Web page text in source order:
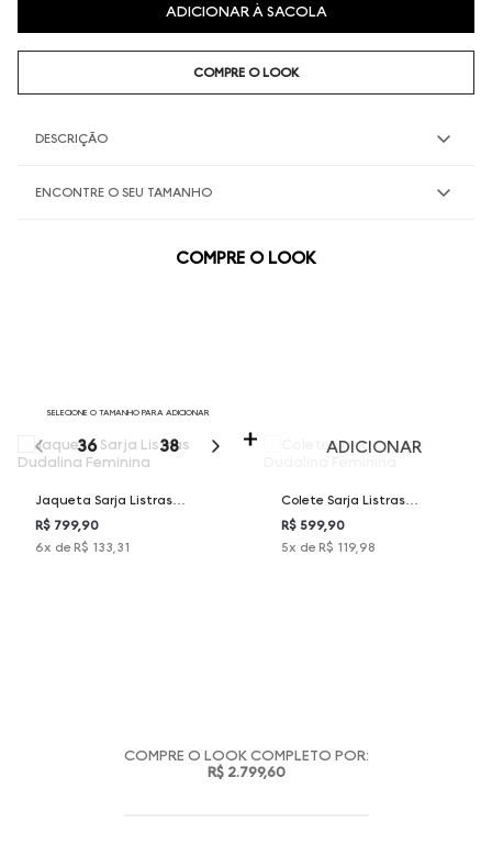
ADICIONAR À SACOLA
COMPRE O LOOK
DESCRIÇÃO
ENCONTRE O SEU TAMANHO
COMPRE O LOOK
SELECIONE O TAMANHO PARA ADICIONAR
36 38 40 42 44
Jaqueta Sarja Listras
Dudalina Feminina
R$ 799,90
6x de R$ 133,31
ADICIONAR
Colete Sarja Listras
Dudalina Feminina
R$ 599,90
5x de R$ 119,98
COMPRE O LOOK COMPLETO POR:
R$ 2.799,60